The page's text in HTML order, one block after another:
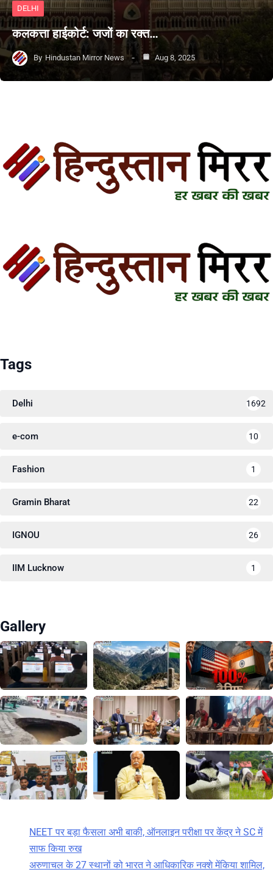
DELHI
कलकत्ता हाईकोर्ट: जजों का रक्त…
By Hindustan Mirror News Aug 8, 2025
Tags
Delhi 1692
e-com 10
Fashion 1
Gramin Bharat 22
IGNOU 26
IIM Lucknow 1
Gallery
NEET पर बड़ा फैसला अभी बाकी, ऑनलाइन परीक्षा पर केंद्र ने SC में
साफ किया रुख
अरुणाचल के 27 स्थानों को भारत ने आधिकारिक नक्शे मेंकिया शामिल,